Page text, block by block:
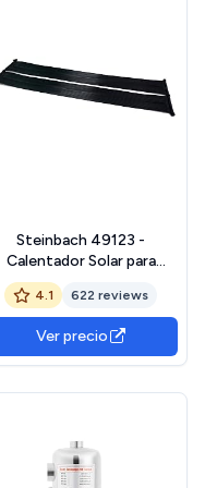
Steinbach 49123 -
Calentador Solar para
Piscinas (LDPE, 0,7 x 6 m,
para Piscinas de 20 m³ de
Capacidad)
4.1 622 reviews
Ver precio